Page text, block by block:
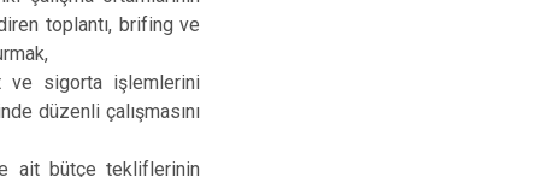
toplantı, brifing ve
ve sigorta işlemlerini
düzenli çalışmasını
ait bütçe tekliflerinin